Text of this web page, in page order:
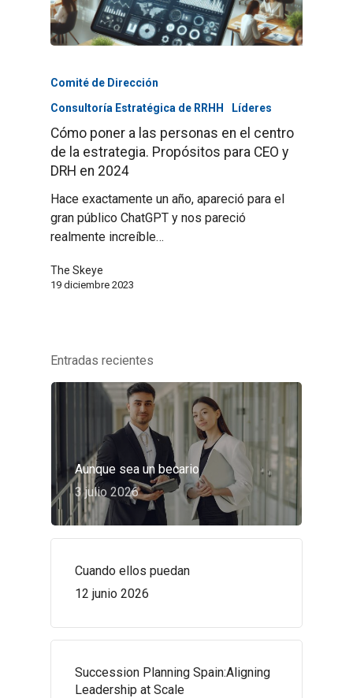
Comité de Dirección
Consultoría Estratégica de RRHH
Líderes
Cómo poner a las personas en el centro
de la estrategia. Propósitos para CEO y
DRH en 2024
Hace exactamente un año, apareció para el
gran público ChatGPT y nos pareció
realmente increíble…
The Skeye
19 diciembre 2023
Entradas recientes
Aunque sea un becario
3 julio 2026
Cuando ellos puedan
12 junio 2026
Succession Planning Spain:Aligning
Leadership at Scale